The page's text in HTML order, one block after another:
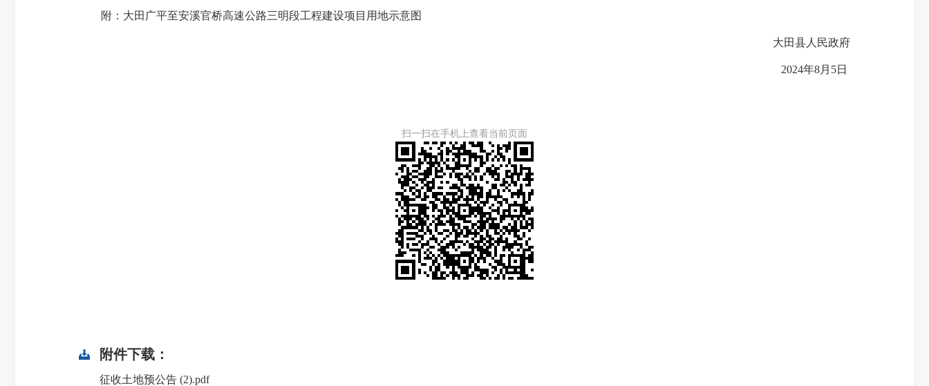
附：大田广平至安溪官桥高速公路三明段工程建设项目用地示意图
大田县人民政府
2024年8月 5日
扫一扫在手机上查看当前页面
附件下载：
征收土地预公告 (2).pdf